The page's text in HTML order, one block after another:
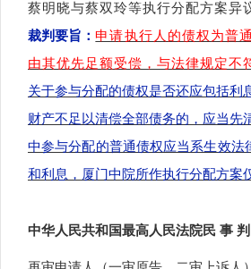
蔡明晓与蔡双玲等执行分配方案异
裁判要旨： 申请执行人的债权为普
由其优先足额受偿，与法律规定不
关于参与分配的债权是否还应包括
财产不足以清偿全部债务的，应当先
中参与分配的普通债权应当系生效
和利息，厦门中院所作执行分配方案
中华人民共和国最高人民法院民 事 判